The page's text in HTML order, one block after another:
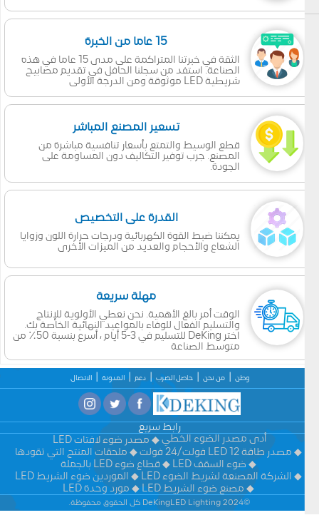
15 عاما من الخبرة
الثقة في خبرتنا المتراكمة على مدى 15 عاما في هذه
الصناعة. استفد من سجلنا الحافل في تقديم مصابيح
شريطية LED موثوقة ومن الدرجة الأولى
تسعير المصنع المباشر
قطع الوسيط والتمتع بأسعار تنافسية مباشرة من
المصنع. جرب توفير التكاليف دون المساومة على
الجودة.
القدرة على التخصيص
يمكننا ضبط القوة الكهربائية ودرجات حرارة اللون وزوايا
الشعاع والأحجام والعديد من الميزات الأخرى
مهلة سريعة
الوقت أمر بالغ الأهمية. نحن نعطي الأولوية للإنتاج
والتسليم الفعال للوفاء بالمواعيد النهائية الخاصة بك.
اختر DeKing للتسليم في 3-5 أيام ، أسرع بنسبة 50٪ من
متوسط الصناعة
وطن من نحن حاصل الضرب دعم المدونة الاتصال
رابط سريع
أدى مصدر الضوء الخطي
مصدر ضوء لافتات LED
مصدر طاقة LED 12 فولت/24 فولت
ملحقات المنتج التي تقودها
ضوء السقف LED
قطاع ضوء LED بالجملة
الشركة المصنعة لشريط الضوء LED
الموردين ضوء الشريط LED
مصنع ضوء الشريط LED
مورد وحدة LED